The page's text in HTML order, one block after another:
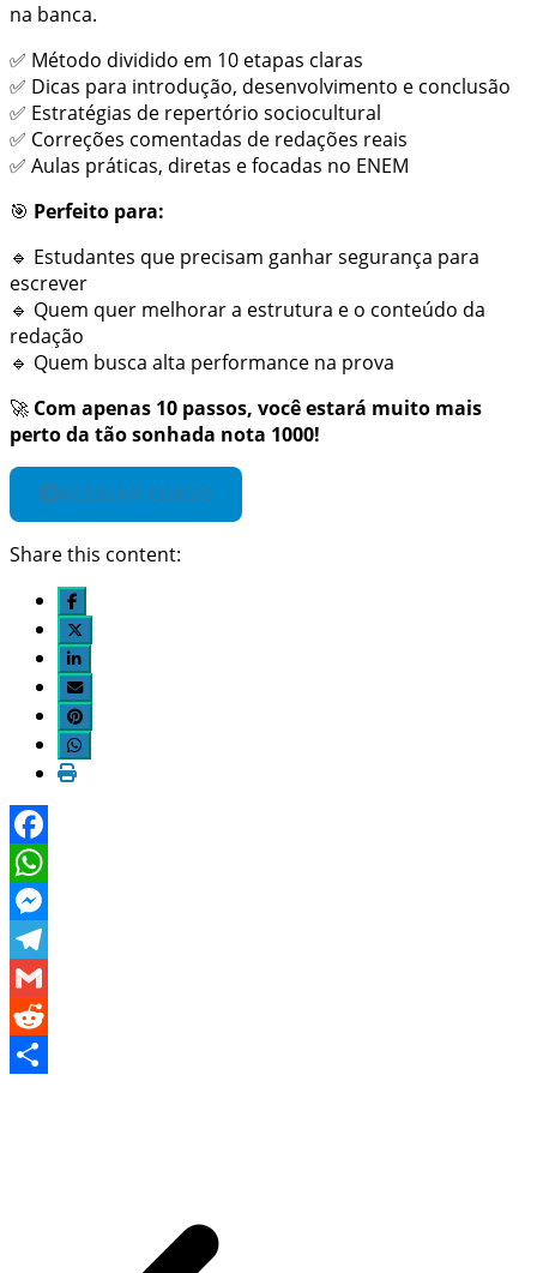
na banca.
✅ Método dividido em 10 etapas claras
✅ Dicas para introdução, desenvolvimento e conclusão
✅ Estratégias de repertório sociocultural
✅ Correções comentadas de redações reais
✅ Aulas práticas, diretas e focadas no ENEM
🎯 Perfeito para:
🔹 Estudantes que precisam ganhar segurança para
escrever
🔹 Quem quer melhorar a estrutura e o conteúdo da
redação
🔹 Quem busca alta performance na prova
🚀 Com apenas 10 passos, você estará muito mais
perto da tão sonhada nota 1000!
ACESSAR CURSO
Share this content:
Facebook
WhatsApp
Messenger
Telegram
Gmail
Reddit